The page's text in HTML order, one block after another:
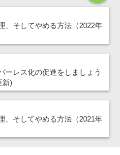
、そしてやめる方法（2022年
ーレス化の促進をしましょう
新)
、そしてやめる方法（2021年